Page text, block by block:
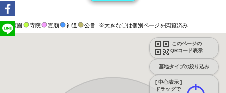
霊園 寺院 霊廟 神道 公営 ※大きな〇は個別ページを閲覧済み
このページの
QRコード表示
墓地タイプの絞り込み
[ 中心表示 ]
ドラッグで